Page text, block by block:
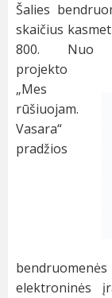
Šalies
skaičius
800. Nuo
projekto
„Mes
rūšiuojam.
Vasara“
pradžios
elektroninės